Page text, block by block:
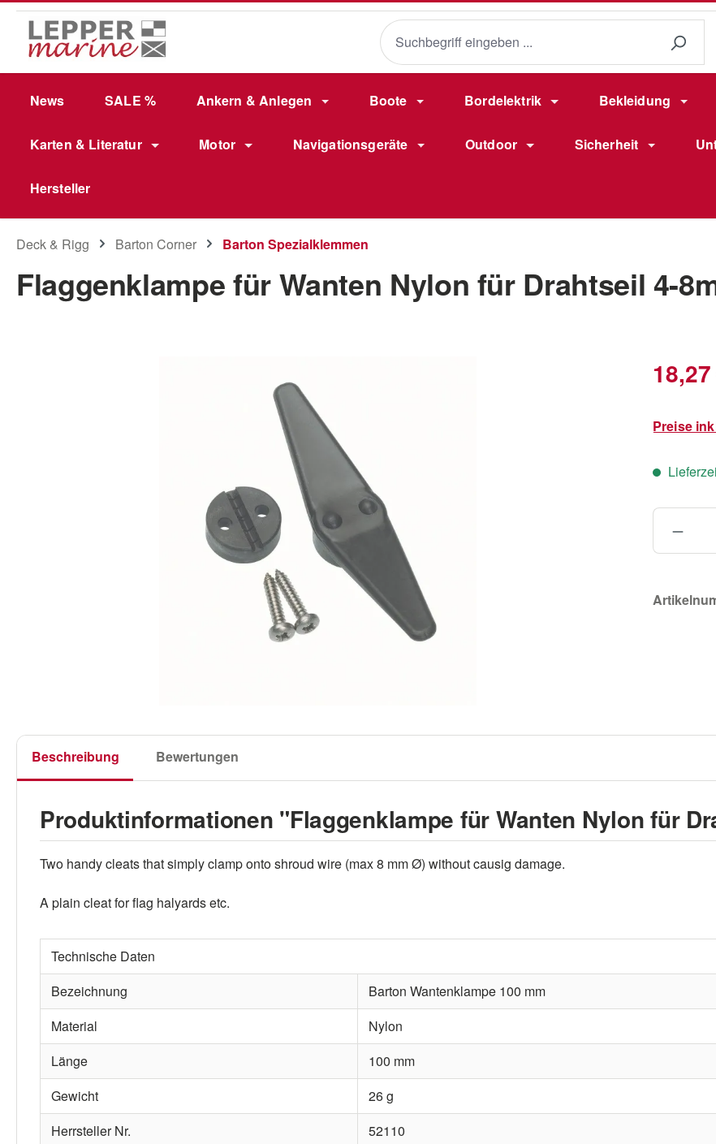
Hauptinhalt springen
Zur Suche springen
Zur Hauptnavigation springen
News SALE % Ankern & Anlegen Boote Bordelektrik Bekleidung
Karten & Literatur Motor Navigationsgeräte Outdoor Sicherheit
Hersteller
Deck & Rigg Barton Corner Barton Spezialklemmen
Flaggenklampe für Wanten Nylon für Drahtseil 4-
Preise
Beschreibung Bewertungen
Produktinformationen "Flaggenklampe für Wanten Nylon für
Two handy cleats that simply clamp onto shroud wire (max 8 mm Ø) without causig damage.
A plain cleat for flag halyards etc.
Technische Daten
Bezeichnung
Barton Wantenklampe 100 mm
Material
Nylon
Länge
100 mm
Gewicht
26 g
Herrsteller Nr.
52110